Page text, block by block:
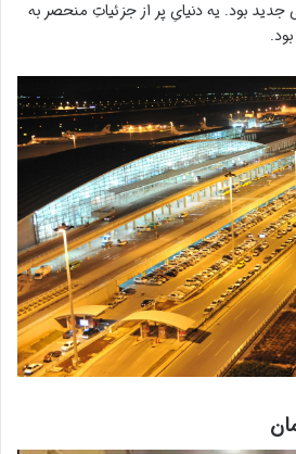
جدید بود. یه دنیایِ پر از جزئیاتِ منحصر به